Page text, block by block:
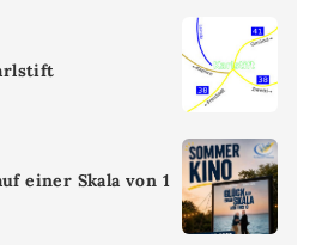
einer Skala von 1